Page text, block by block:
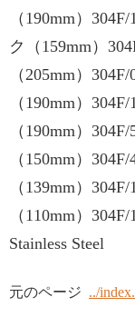
（190mm）
ク（159mm）
（205mm）
（190mm）
（190mm）
（150mm）
（139mm）
（110mm）
Stainless Steel
元のページ ../